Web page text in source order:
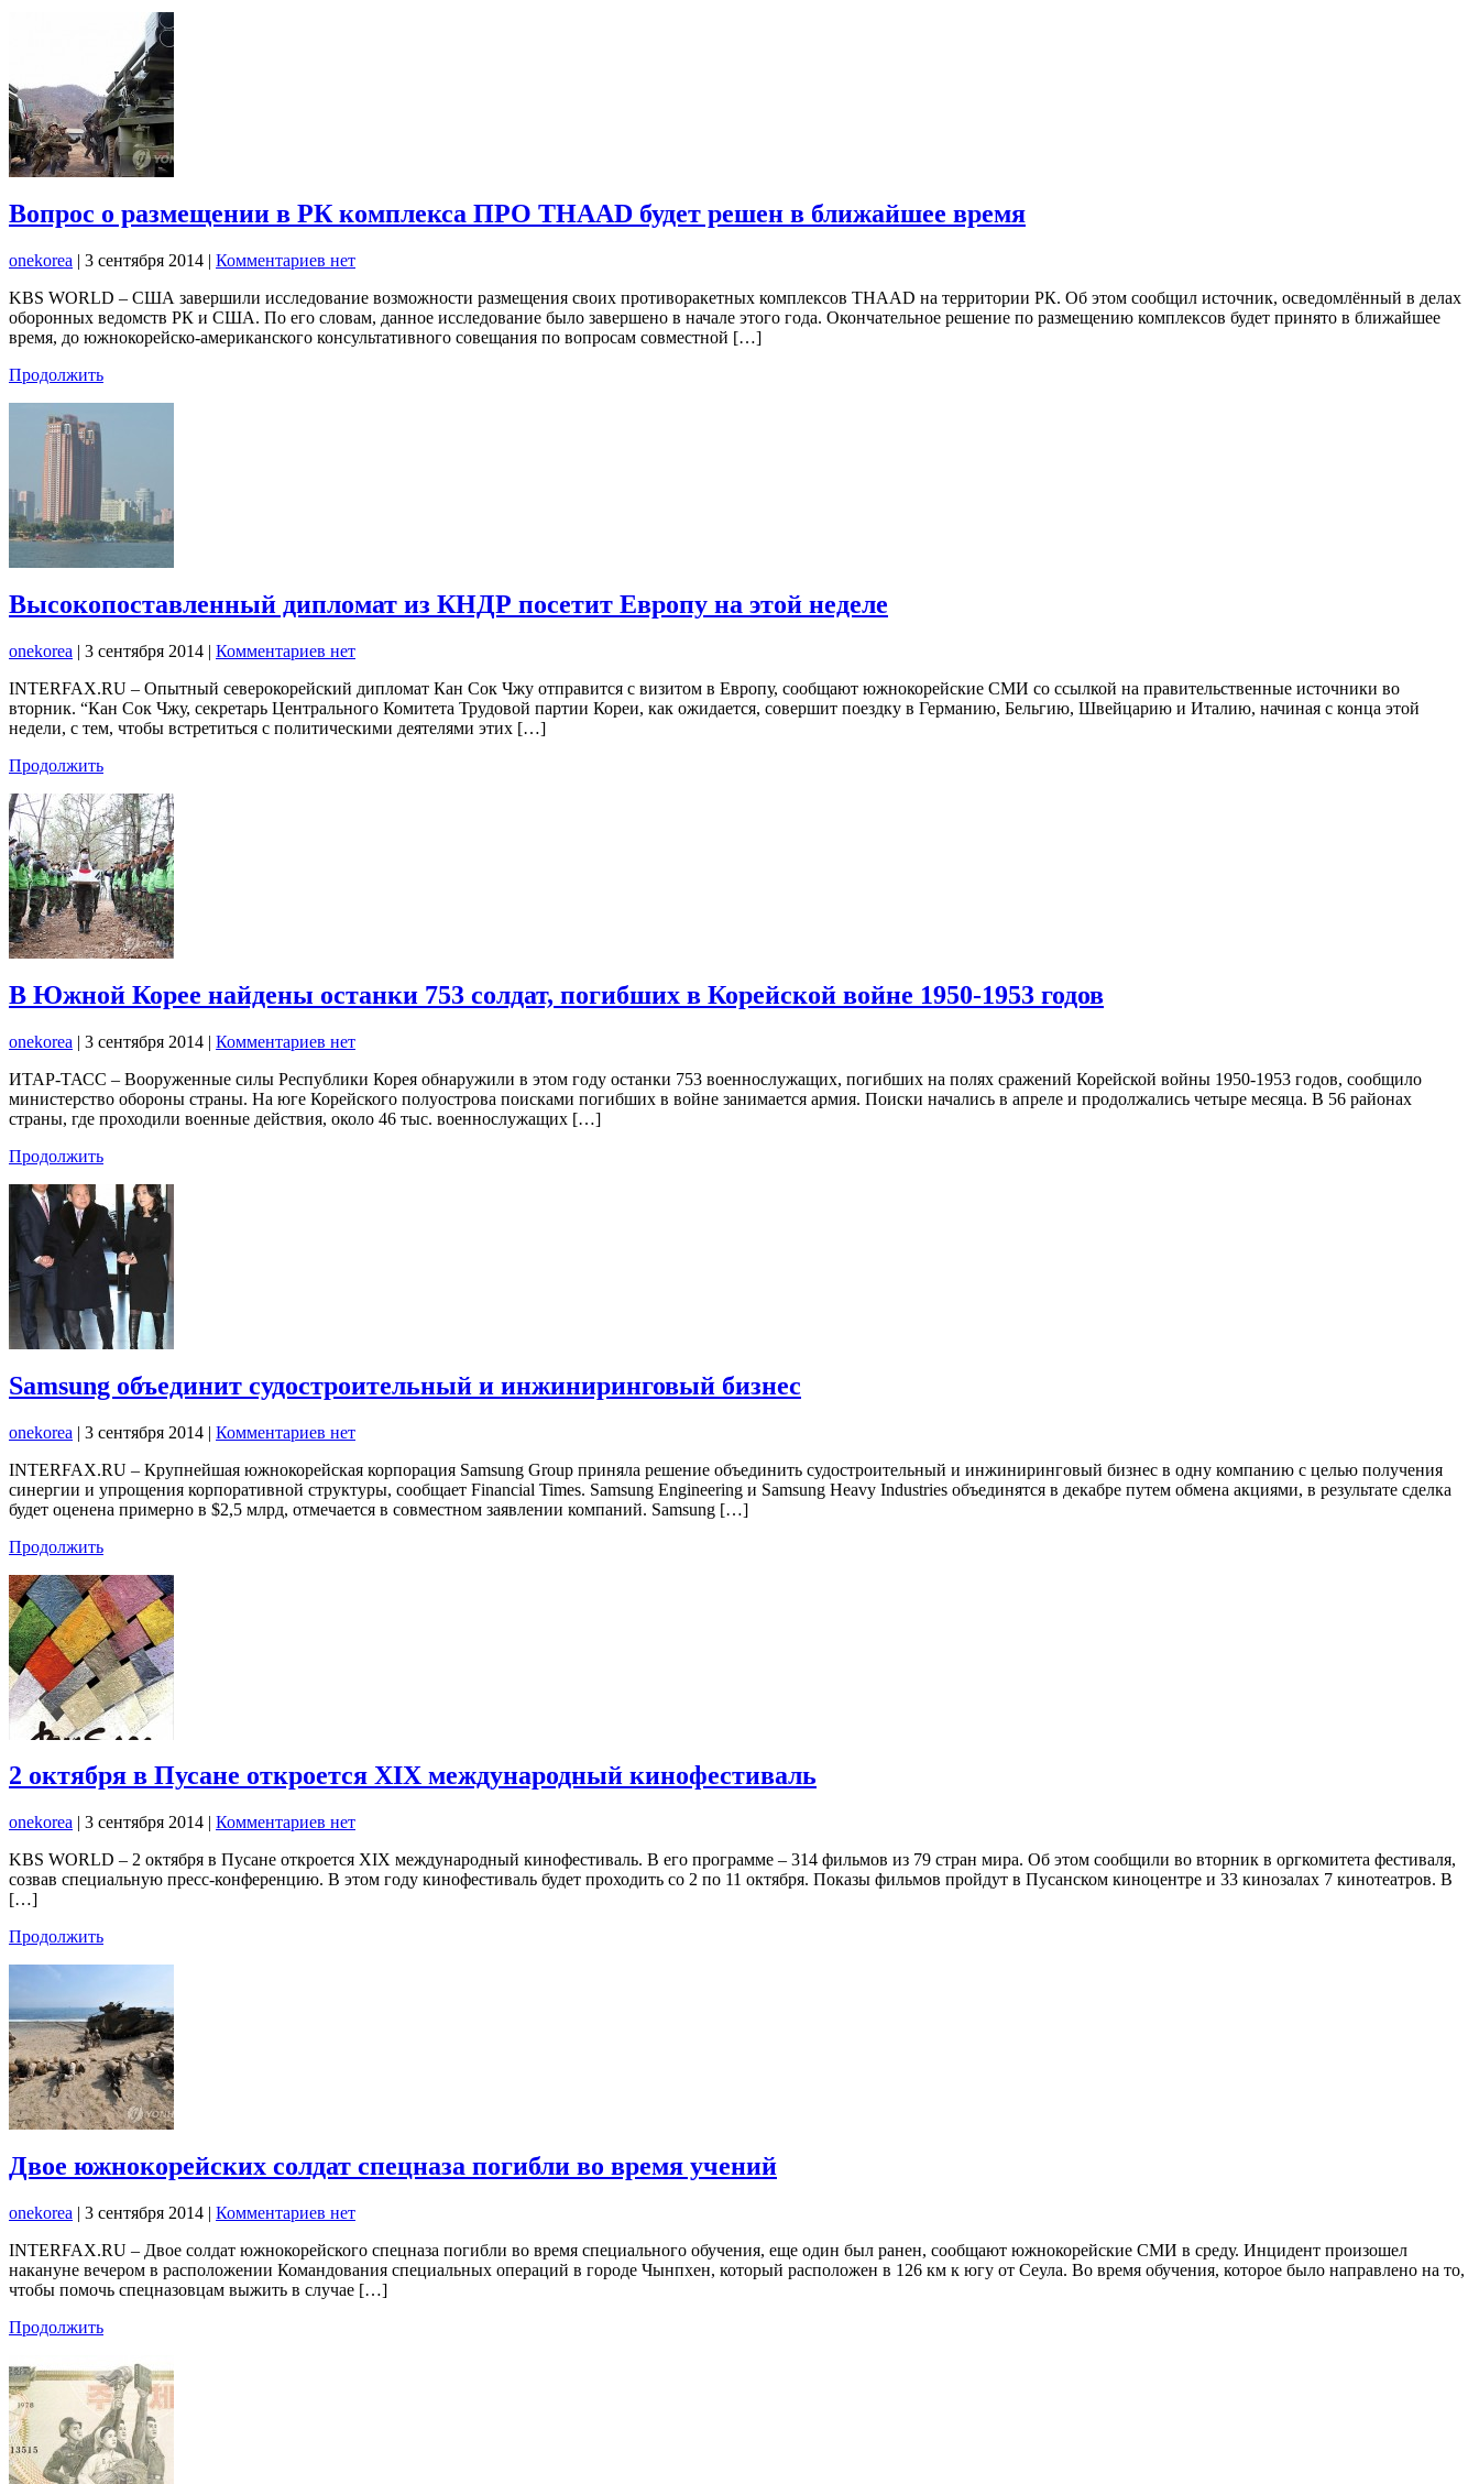
Вопрос о размещении в РК комплекса ПРО THAAD будет решен в ближайшее время
onekorea | 3 сентября 2014 | Комментариев нет
KBS WORLD – США завершили исследование возможности размещения своих противоракетных комплексов THAAD на территории РК. Об этом сообщил источник, осведомлённый в делах
оборонных ведомств РК и США. По его словам, данное исследование было завершено в начале этого года. Окончательное решение по размещению комплексов будет принято в ближайшее
время, до южнокорейско-американского консультативного совещания по вопросам совместной […]
Продолжить
Высокопоставленный дипломат из КНДР посетит Европу на этой неделе
onekorea | 3 сентября 2014 | Комментариев нет
INTERFAX.RU – Опытный северокорейский дипломат Кан Сок Чжу отправится с визитом в Европу, сообщают южнокорейские СМИ со ссылкой на правительственные источники во
вторник. “Кан Сок Чжу, секретарь Центрального Комитета Трудовой партии Кореи, как ожидается, совершит поездку в Германию, Бельгию, Швейцарию и Италию, начиная с конца этой
недели, с тем, чтобы встретиться с политическими деятелями этих […]
Продолжить
В Южной Корее найдены останки 753 солдат, погибших в Корейской войне 1950-1953 годов
onekorea | 3 сентября 2014 | Комментариев нет
ИТАР-ТАСС – Вооруженные силы Республики Корея обнаружили в этом году останки 753 военнослужащих, погибших на полях сражений Корейской войны 1950-1953 годов, сообщило
министерство обороны страны. На юге Корейского полуострова поисками погибших в войне занимается армия. Поиски начались в апреле и продолжались четыре месяца. В 56 районах
страны, где проходили военные действия, около 46 тыс. военнослужащих […]
Продолжить
Samsung объединит судостроительный и инжиниринговый бизнес
onekorea | 3 сентября 2014 | Комментариев нет
INTERFAX.RU – Крупнейшая южнокорейская корпорация Samsung Group приняла решение объединить судостроительный и инжиниринговый бизнес в одну компанию с целью получения
синергии и упрощения корпоративной структуры, сообщает Financial Times. Samsung Engineering и Samsung Heavy Industries объединятся в декабре путем обмена акциями, в результате сделка
будет оценена примерно в $2,5 млрд, отмечается в совместном заявлении компаний. Samsung […]
Продолжить
2 октября в Пусане откроется XIX международный кинофестиваль
onekorea | 3 сентября 2014 | Комментариев нет
KBS WORLD – 2 октября в Пусане откроется XIX международный кинофестиваль. В его программе – 314 фильмов из 79 стран мира. Об этом сообщили во вторник в оргкомитета фестиваля,
созвав специальную пресс-конференцию. В этом году кинофестиваль будет проходить со 2 по 11 октября. Показы фильмов пройдут в Пусанском киноцентре и 33 кинозалах 7 кинотеатров. В
[…]
Продолжить
Двое южнокорейских солдат спецназа погибли во время учений
onekorea | 3 сентября 2014 | Комментариев нет
INTERFAX.RU – Двое солдат южнокорейского спецназа погибли во время специального обучения, еще один был ранен, сообщают южнокорейские СМИ в среду. Инцидент произошел
накануне вечером в расположении Командования специальных операций в городе Чынпхен, который расположен в 126 км к югу от Сеула. Во время обучения, которое было направлено на то,
чтобы помочь спецназовцам выжить в случае […]
Продолжить